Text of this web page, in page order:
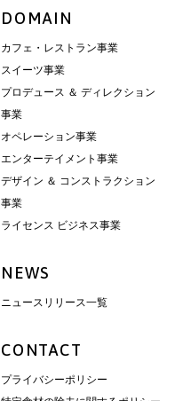
DOMAIN
カフェ・レストラン事業
スイーツ事業
プロデュース ＆ ディレクション
事業
オペレーション事業
エンターテイメント事業
デザイン ＆ コンストラクション
事業
ライセンス ビジネス事業
NEWS
ニュースリリース一覧
CONTACT
プライバシーポリシー